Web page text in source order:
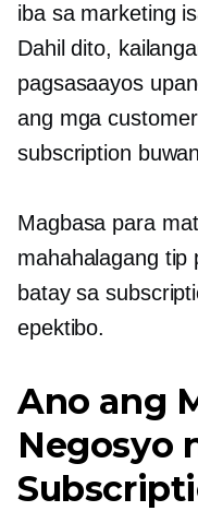
iba sa marketing
Dahil dito,
pagsasaayos
ang mga
subscription
Magbasa para
mahahalagang tip
batay sa
epektibo.
Ano ang
Negosyo